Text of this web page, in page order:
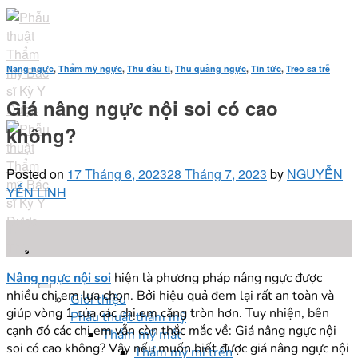
Skip
to
content
Giới thiệu
Phẫu thuật thẩm mỹ
Thẩm mỹ mắt
Thẩm mỹ mí trên
Nâng ngực, Thẩm mỹ ngực, Thu đầu ti, Thu quầng ngực, Tin tức, Treo sa trễ
Giá nâng ngực nội soi có cao
không?
Posted on 17 Tháng 6, 202328 Tháng 7, 2023 by NGUYỄN
YẾN LINH
Th6
Nâng ngực nội soi hiện là phương pháp nâng ngực được
nhiều chị em lựa chọn. Bởi hiệu quả đem lại rất an toàn và
giúp vòng 1 của các chị em căng tròn hơn. Tuy nhiện, bên
cạnh đó các chị em vẫn còn thắc mắc về: Giá nâng ngực nội
soi có cao không? Vậy nếu muốn biết được giá nâng ngực nội